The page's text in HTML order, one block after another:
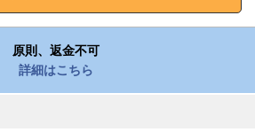
原則、返金不可
詳細はこちら